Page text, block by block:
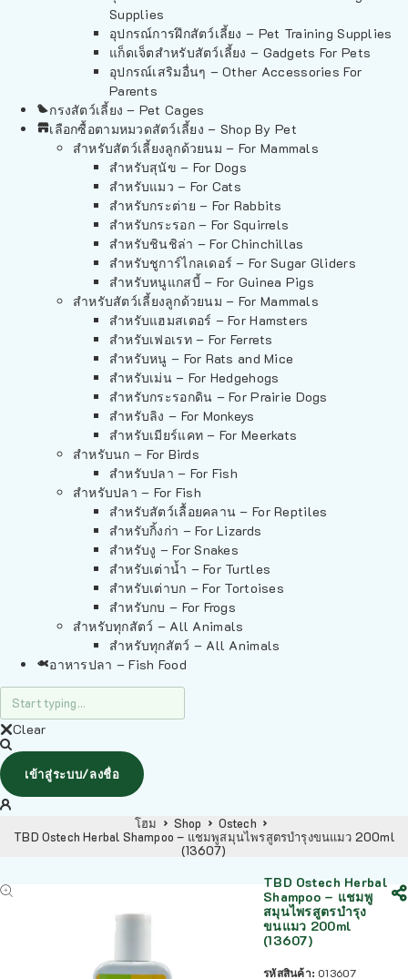
Supplies
อุปกรณ์การฝึกสัตว์เลี้ยง – Pet Training Supplies
แก็ดเจ็ตสำหรับสัตว์เลี้ยง – Gadgets For Pets
อุปกรณ์เสริมอื่นๆ – Other Accessories For
Parents
กรงสัตว์เลี้ยง – Pet Cages
เลือกซื้อตามหมวดสัตว์เลี้ยง – Shop By Pet
สำหรับสัตว์เลี้ยงลูกด้วยนม – For Mammals
สำหรับสุนัข – For Dogs
สำหรับแมว – For Cats
สำหรับกระต่าย – For Rabbits
สำหรับกระรอก – For Squirrels
สำหรับชินชิล่า – For Chinchillas
สำหรับชูการ์ไกลเดอร์ – For Sugar Gliders
สำหรับหนูแกสบี้ – For Guinea Pigs
สำหรับสัตว์เลี้ยงลูกด้วยนม – For Mammals
สำหรับแฮมสเตอร์ – For Hamsters
สำหรับเฟอเรท – For Ferrets
สำหรับหนู – For Rats and Mice
สำหรับเม่น – For Hedgehogs
สำหรับกระรอกดิน – For Prairie Dogs
สำหรับลิง – For Monkeys
สำหรับเมียร์แคท – For Meerkats
สำหรับนก – For Birds
สำหรับปลา – For Fish
สำหรับปลา – For Fish
สำหรับสัตว์เลื้อยคลาน – For Reptiles
สำหรับกิ้งก่า – For Lizards
สำหรับงู – For Snakes
สำหรับเต่าน้ำ – For Turtles
สำหรับเต่าบก – For Tortoises
สำหรับกบ – For Frogs
สำหรับทุกสัตว์ – All Animals
สำหรับทุกสัตว์ – All Animals
อาหารปลา – Fish Food
Clear
เข้าสู่ระบบ/ลงชื่อ
โฮม Shop
Ostech
TBD Ostech Herbal Shampoo – แชมพูสมุนไพรสูตรบำรุงขนแมว 200ml
(13607)
TBD Ostech Herbal
Shampoo – แชมพู
สมุนไพรสูตรบำรุง
ขนแมว 200ml
(13607)
รหัสสินค้า: 013607